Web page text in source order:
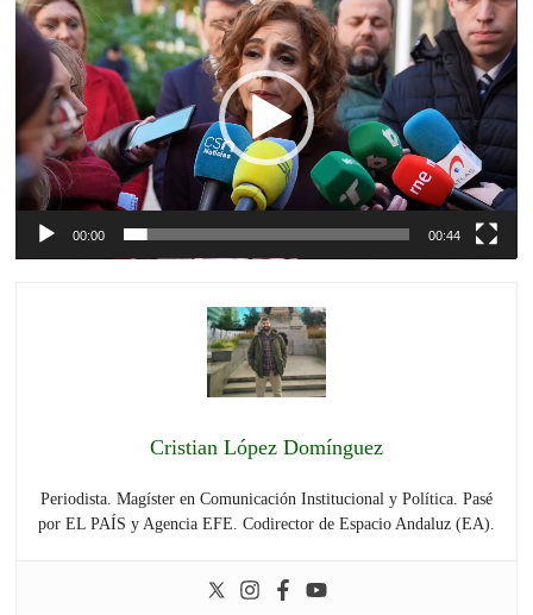
de
vídeo
00:00 00:44
Cristian López Domínguez
Periodista. Magíster en Comunicación Institucional y Política. Pasé
por EL PAÍS y Agencia EFE. Codirector de Espacio Andaluz (EA).